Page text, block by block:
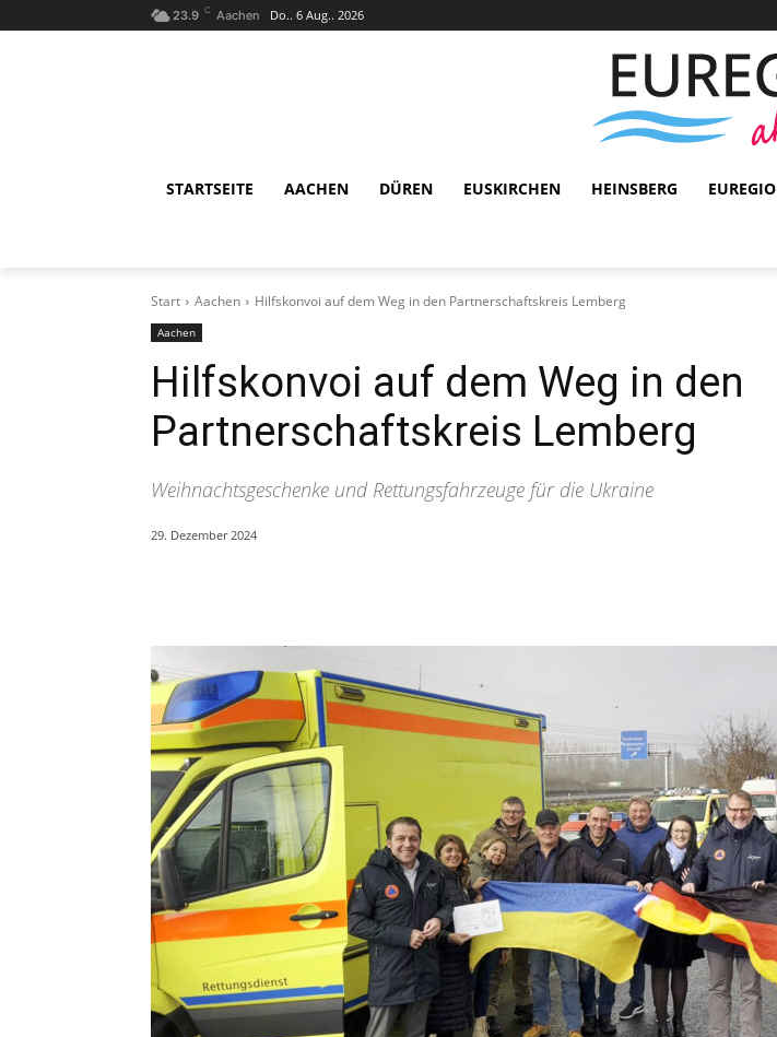
23.9 C Aachen Do.. 6 Aug.. 2026
STARTSEITE AACHEN DÜREN EUSKIRCHEN HEINSBERG EUREGIO
Start Aachen Hilfskonvoi auf dem Weg in den Partnerschaftskreis Lemberg
Aachen
Hilfskonvoi auf dem Weg in den
Partnerschaftskreis Lemberg
Weihnachtsgeschenke und Rettungsfahrzeuge für die Ukraine
29. Dezember 2024